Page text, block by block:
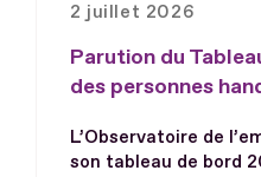
2 juillet 2026
Parution du
des personnes
L’Observatoire de
son tableau de bord